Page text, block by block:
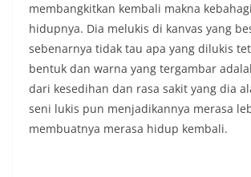
membangkitkan kembali makna
hidupnya. Dia melukis di kanvas yang
sebenarnya tidak tau apa yang dilukis
bentuk dan warna yang tergambar
dari kesedihan dan rasa sakit yang dia
seni lukis pun menjadikannya merasa
membuatnya merasa hidup kembali.